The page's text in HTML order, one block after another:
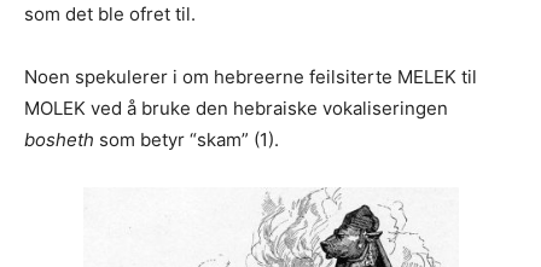
som det ble ofret til.
Noen spekulerer i om hebreerne feilsiterte MELEK til
MOLEK ved å bruke den hebraiske vokaliseringen ‎
bosheth som betyr “skam” (1).